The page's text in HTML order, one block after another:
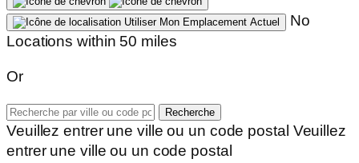
Utiliser Mon Emplacement Actuel
No
Locations within 50 miles
Or
Recherche
Veuillez entrer une ville ou un code postal Veuillez
entrer une ville ou un code postal